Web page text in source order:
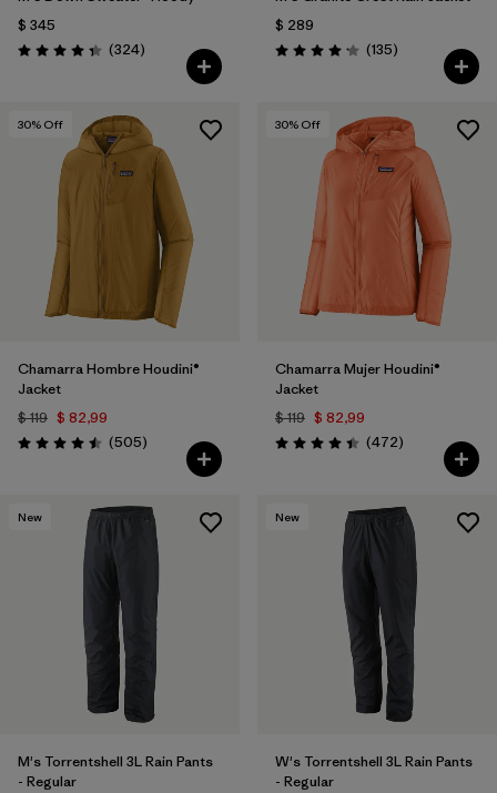
$ 345
Valoración: 4.4 / 5
(324Comentarios
)
$ 289
Valoración: 4.2 / 5
(135Comentarios
)
30% Off
Chamarra Hombre Houdini®
Jacket
$ 119 $ 82,99
Valoración: 4.5 / 5
(505Comentarios
)
30% Off
Chamarra Mujer Houdini®
Jacket
$ 119 $ 82,99
Valoración: 4.5 / 5
(472Comentarios
)
New
M's Torrentshell 3L Rain Pants
- Regular
New
W's Torrentshell 3L Rain Pants
- Regular